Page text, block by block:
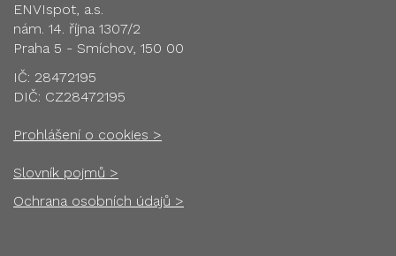
ENVIspot, a.s.
nám. 14. října 1307/2
Praha 5 - Smíchov, 150 00
IČ: 28472195
DIČ: CZ28472195
Prohlášení o cookies >
Slovník pojmů >
Ochrana osobních údajů >